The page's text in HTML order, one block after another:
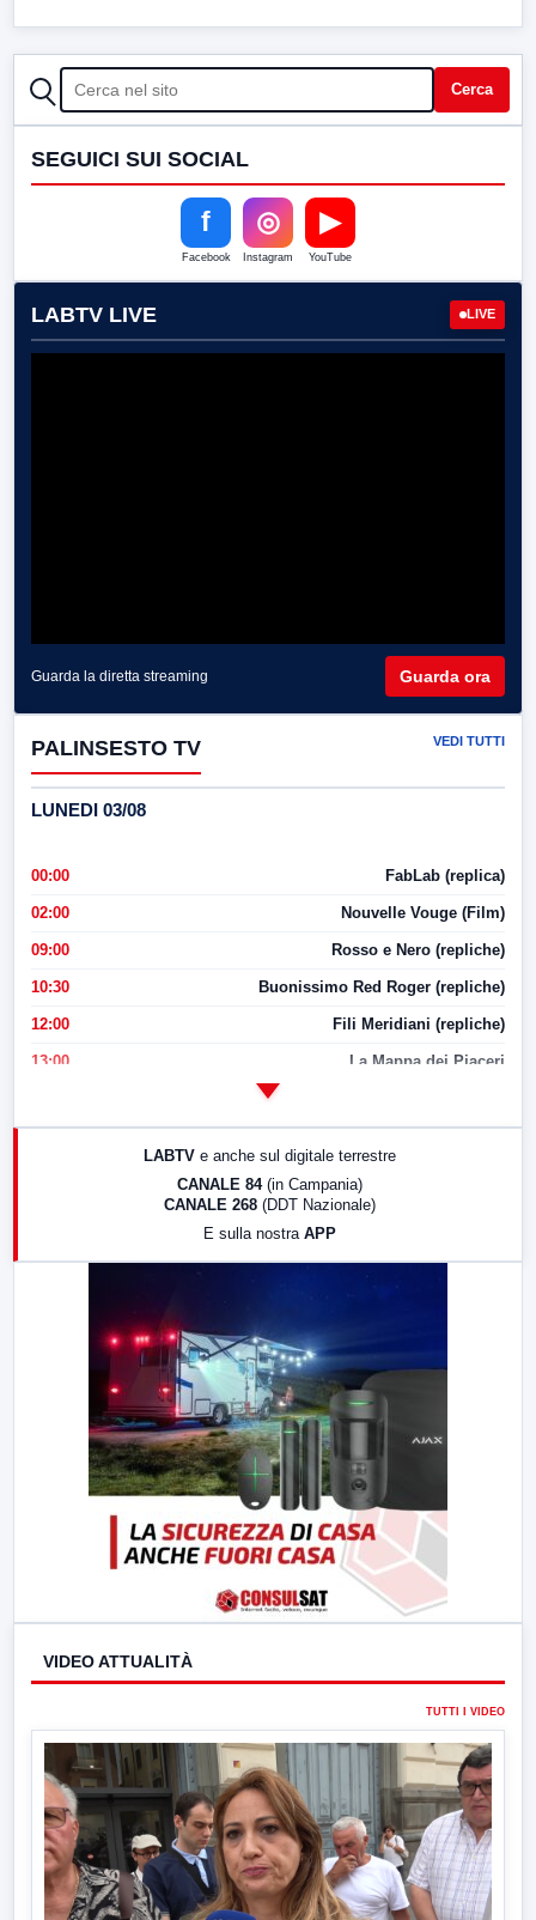
CERCA Cerca
SEGUICI SUI SOCIAL
f
Facebook
◎
Instagram
▶
YouTube
LABTV LIVE LIVE
Guarda la diretta streaming Guarda ora
PALINSESTO TV VEDI TUTTI
LUNEDI 03/08
00:00 FabLab (replica)
02:00 Nouvelle Vouge (Film)
09:00 Rosso e Nero (repliche)
10:30 Buonissimo Red Roger (repliche)
12:00 Fili Meridiani (repliche)
13:00 La Mappa dei Piaceri
17:00 LabNews (replica)
LABTV e anche sul digitale terrestre
CANALE 84 (in Campania)
CANALE 268 (DDT Nazionale)
E sulla nostra APP
VIDEO ATTUALITÀ
TUTTI I VIDEO